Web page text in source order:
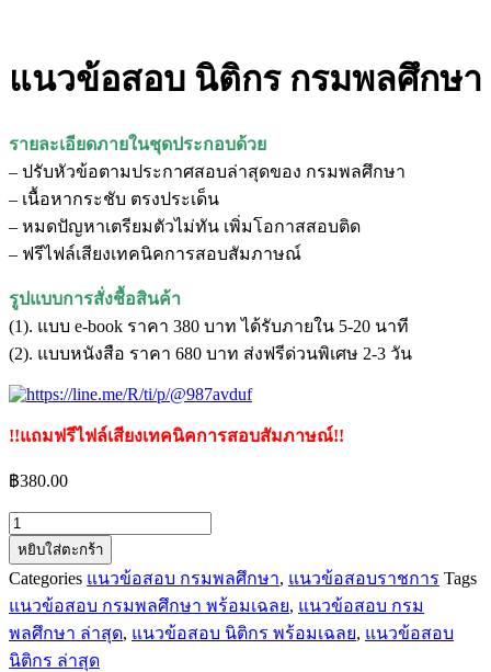
แนวข้อสอบ นิติกร กรมพลศึกษา
รายละเอียดภายในชุดประกอบด้วย
– ปรับหัวข้อตามประกาศสอบล่าสุดของ กรมพลศึกษา
– เนื้อหากระชับ ตรงประเด็น
– หมดปัญหาเตรียมตัวไม่ทัน เพิ่มโอกาสสอบติด
– ฟรีไฟล์เสียงเทคนิคการสอบสัมภาษณ์
รูปแบบการสั่งชื้อสินค้า
(1). แบบ e-book ราคา 380 บาท ได้รับภายใน 5-20 นาที
(2). แบบหนังสือ ราคา 680 บาท ส่งฟรีด่วนพิเศษ 2-3 วัน
!!แถมฟรีไฟล์เสียงเทคนิคการสอบสัมภาษณ์!!
฿380.00
จำนวน
แนว
ข้อสอบ
นิติกร
กรม
พลศึกษา
หยิบใส่ตะกร้า
Categories แนวข้อสอบ กรมพลศึกษา, แนวข้อสอบราชการ Tags
แนวข้อสอบ กรมพลศึกษา พร้อมเฉลย, แนวข้อสอบ กรม
พลศึกษา ล่าสุด, แนวข้อสอบ นิติกร พร้อมเฉลย, แนวข้อสอบ
นิติกร ล่าสุด